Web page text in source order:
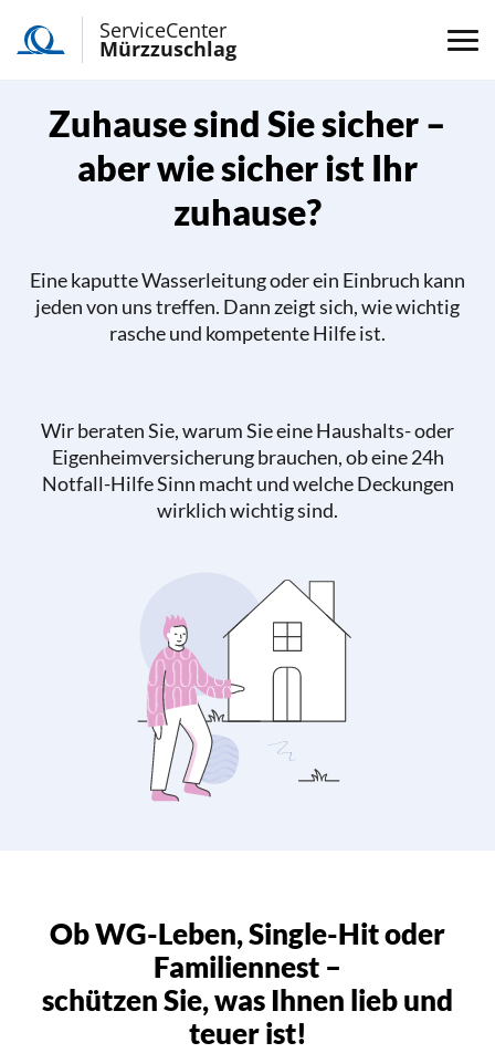
ServiceCenter
Mürzzuschlag
Zuhause sind Sie sicher –
aber wie sicher ist Ihr
zuhause?
Eine kaputte Wasserleitung oder ein Einbruch kann
jeden von uns treffen. Dann zeigt sich, wie wichtig
rasche und kompetente Hilfe ist.
Wir beraten Sie, warum Sie eine Haushalts- oder
Eigenheimversicherung brauchen, ob eine 24h
Notfall-Hilfe Sinn macht und welche Deckungen
wirklich wichtig sind.
Ob WG-Leben, Single-Hit oder
Familiennest –
schützen Sie, was Ihnen lieb und
teuer ist!